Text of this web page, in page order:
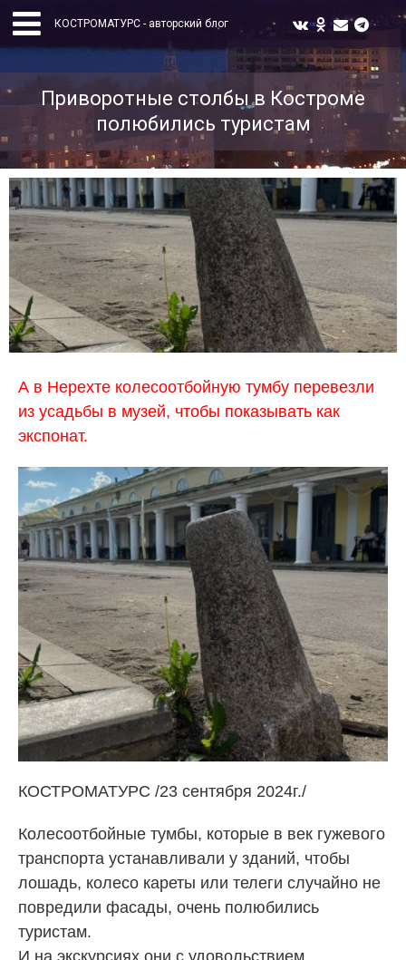
КОСТРОМАТУРС - авторский блог
Приворотные столбы в Костроме
полюбились туристам
А в Нерехте колесоотбойную тумбу перевезли
из усадьбы в музей, чтобы показывать как
экспонат.
КОСТРОМАТУРС /23 сентября 2024г./
Колесоотбойные тумбы, которые в век гужевого
транспорта устанавливали у зданий, чтобы
лошадь, колесо кареты или телеги случайно не
повредили фасады, очень полюбились
туристам.